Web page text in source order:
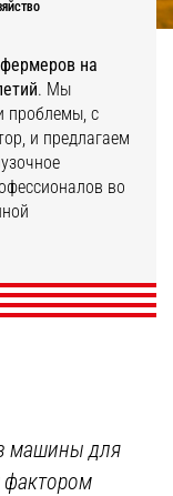
на
. Мы
проблемы, с
и предлагаем
во
ОТКРОЙТЕ ДЛЯ СЕБЯ
ОТКРОЙТЕ ДЛЯ СЕБЯ
ОТКРОЙТЕ ДЛЯ СЕБЯ
машины для